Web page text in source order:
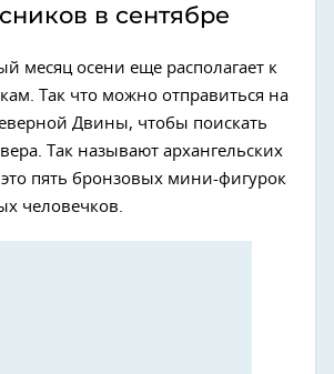
в сентябре
месяц осени еще располагает к
Так что можно отправиться на
Двины, чтобы поискать
Так называют архангельских
пять бронзовых мини-фигурок
человечков.